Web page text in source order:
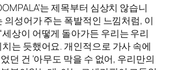
는 제목부터 심상치 않습니
의성어가 주는 폭발적인 느낌처럼, 이
세상이 어떻게 돌아가든 우리는 우리
치는 듯했어요. 개인적으로 가사 속에
던 건 ‘아무도 막을 수 없어, 우리만의